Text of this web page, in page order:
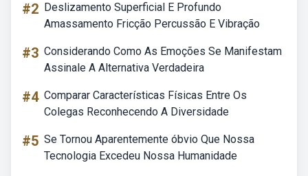
#2 Deslizamento Superficial E Profundo
Amassamento Fricção Percussão E Vibração
#3 Considerando Como As Emoções Se Manifestam
Assinale A Alternativa Verdadeira
#4 Comparar Características Físicas Entre Os
Colegas Reconhecendo A Diversidade
#5 Se Tornou Aparentemente óbvio Que Nossa
Tecnologia Excedeu Nossa Humanidade